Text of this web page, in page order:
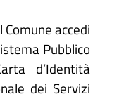
accedi
Pubblico
d’Identità
dei Servizi